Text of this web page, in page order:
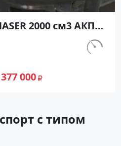
2000 см3 АКПП
в
Серый Седан 1998
рублей,
на сайте
км.
377 000
с типом